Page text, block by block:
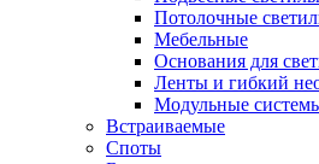
Потолочные
Мебельные
Основания для
Ленты и гибкий
Модульные
Встраиваемые
Споты